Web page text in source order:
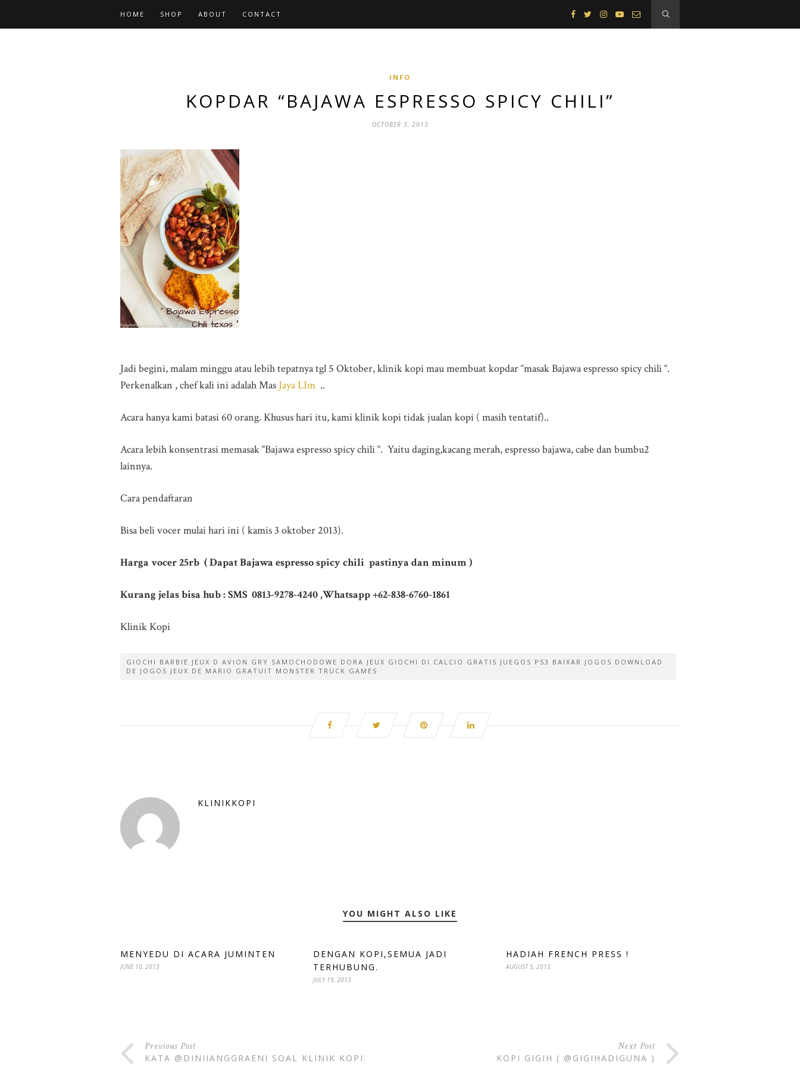
HOME SHOP ABOUT CONTACT
INFO
KOPDAR “BAJAWA ESPRESSO SPICY CHILI”
OCTOBER 3, 2013
Jadi begini, malam minggu atau lebih tepatnya tgl 5 Oktober, klinik kopi mau membuat kopdar “masak Bajawa espresso spicy chili “.
Perkenalkan , chef kali ini adalah Mas Jaya LIm ..
Acara hanya kami batasi 60 orang. Khusus hari itu, kami klinik kopi tidak jualan kopi ( masih tentatif)..
Acara lebih konsentrasi memasak “Bajawa espresso spicy chili “. Yaitu daging,kacang merah, espresso bajawa, cabe dan bumbu2
lainnya.
Cara pendaftaran
Bisa beli vocer mulai hari ini ( kamis 3 oktober 2013).
Harga vocer 25rb ( Dapat Bajawa espresso spicy chili pastinya dan minum )
Kurang jelas bisa hub : SMS 0813-9278-4240 ,Whatsapp +62-838-6760-1861
Klinik Kopi
GIOCHI BARBIE JEUX D AVION GRY SAMOCHODOWE DORA JEUX GIOCHI DI CALCIO GRATIS JUEGOS PS3 BAIXAR JOGOS DOWNLOAD
DE JOGOS JEUX DE MARIO GRATUIT MONSTER TRUCK GAMES
KLINIKKOPI
YOU MIGHT ALSO LIKE
MENYEDU DI ACARA JUMINTEN
JUNE 10, 2013
DENGAN KOPI,SEMUA JADI
TERHUBUNG.
JULY 19, 2013
HADIAH FRENCH PRESS !
AUGUST 5, 2013
Previous Post
KATA @DINIIANGGRAENI SOAL KLINIK KOPI.
Next Post
KOPI GIGIH ( @GIGIHADIGUNA )